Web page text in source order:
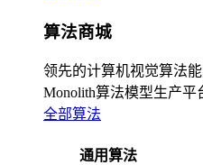
算法商城
领先的计算机视觉算法
Monolith算法模型生产平
全部算法
通用算法